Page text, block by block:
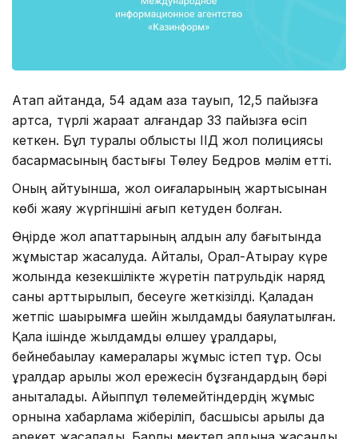
Атап айтқанда, 54 адам қаза тауып, 12,5 пайызға
артса, түрлі жарақат алғандар 33 пайызға өсіп
кеткен. Бұл туралы облыстық ІІД жол полициясы
басқармасының бастығы Төлеу Бедров мәлім етті.
Оның айтуынша, жол оқиғаларының жартысынан
көбі жаяу жүргіншіні қағып кетуден болған.
Өңірде жол апаттарының алдын алу бағытында
жұмыстар жасалуда. Айталық, Орал-Атырау күре
жолында кезекшілікте жүретін патрульдік наряд
саны арттырылып, бесеуге жеткізілді. Қаладан
жетпіс шақырымға шейін жылдамдық баяулатылған.
Қала ішінде жылдамдық өлшеу құралдары,
бейнебақылау камералары жұмыс істеп тұр. Осы
құралдар арқылы жол ережесін бұзғандардың бәрі
анықталады. Айыппұл төлемейтіндердің жұмыс
орнына хабарлама жіберіліп, басшысы арқылы да